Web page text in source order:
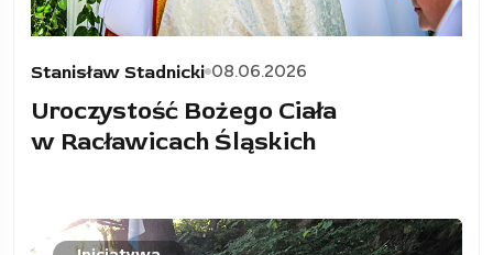
Stanisław Stadnicki 08.06.2026
Uroczystość Bożego Ciała
w Racławicach Śląskich